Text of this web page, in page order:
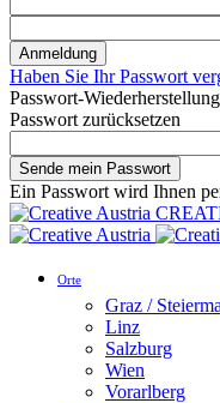
Haben Sie Ihr Passwort
Passwort-Wiederherstellung
Passwort zurücksetzen
Ein Passwort wird Ihnen
Orte
Graz /
Linz
Salzburg
Wien
Vorarlberg